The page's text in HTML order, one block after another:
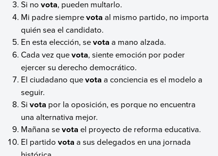
Si novota, pueden multarlo.
Mi padre siemprevota al mismo partido, no importa
quién sea el candidato.
En esta elección, sevota a mano alzada.
Cada vez quevota, siente emoción por poder
ejercer su derecho democrático.
El ciudadano quevota a conciencia es el modelo a
seguir.
Sivota por la oposición, es porque no encuentra
una alternativa mejor.
Mañana sevota el proyecto de reforma educativa.
El partidovota a sus delegados en una jornada